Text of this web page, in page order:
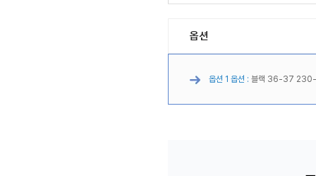
옵션
옵션 1 옵션 : 블랙 36-37